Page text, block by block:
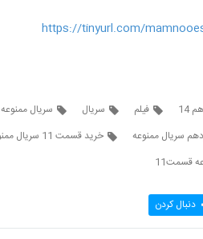
https://tinyurl.com/
14 فیلم سریال سریال ممنوعه
سریال ممنوعه خرید قسمت 11 سریال ممنوعه
قسمت11
دنبال کردن